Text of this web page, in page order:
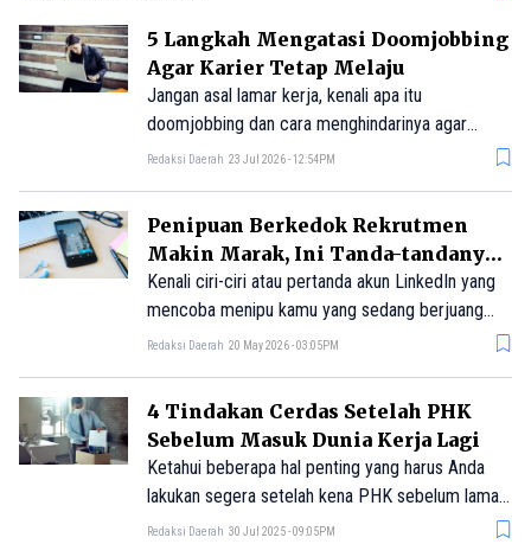
5 Langkah Mengatasi Doomjobbing
Agar Karier Tetap Melaju
Jangan asal lamar kerja, kenali apa itu
doomjobbing dan cara menghindarinya agar
perjalanan kariermu terus melesat.
Redaksi Daerah 23 Jul 2026 - 12:54PM
Penipuan Berkedok Rekrutmen
Makin Marak, Ini Tanda-tandanya
di LinkedIn
Kenali ciri-ciri atau pertanda akun LinkedIn yang
mencoba menipu kamu yang sedang berjuang
mencari kerja. Hati-hati, jangan sampai terjebak!
Redaksi Daerah 20 May 2026 - 03:05PM
4 Tindakan Cerdas Setelah PHK
Sebelum Masuk Dunia Kerja Lagi
Ketahui beberapa hal penting yang harus Anda
lakukan segera setelah kena PHK sebelum lamar
pekerjaan lagi.
Redaksi Daerah 30 Jul 2025 - 09:05PM